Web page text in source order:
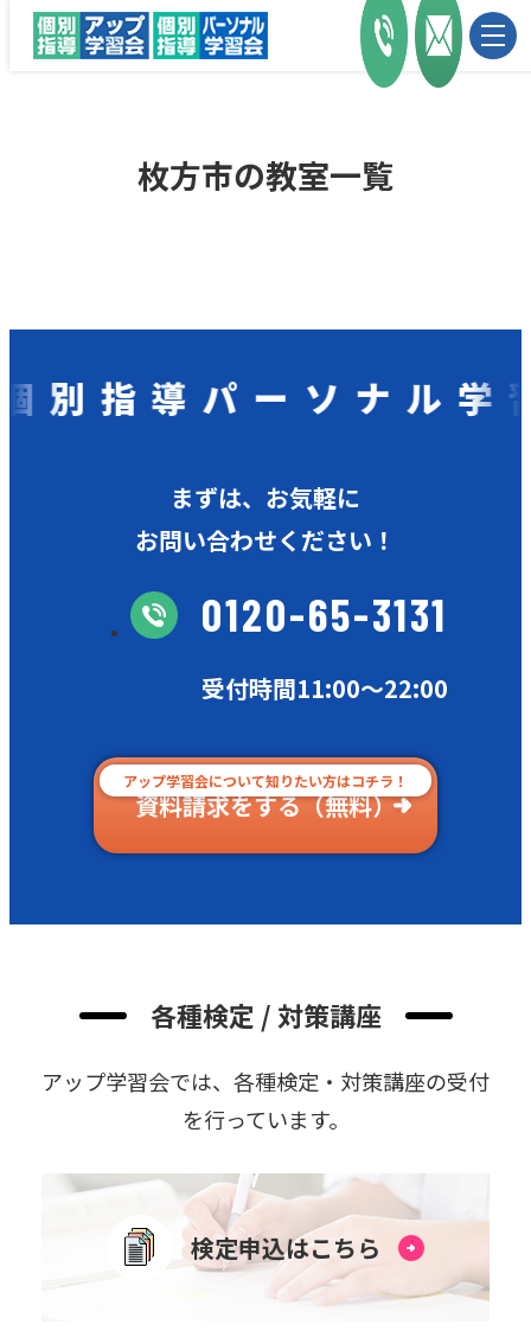
枚方市の教室一覧
指導パーソナル学習
まずは、お気軽に
お問い合わせください！
0120-65-3131
受付時間11:00〜22:00
アップ学習会について知りたい方はコチラ！
資料請求をする（無料）
各種検定 / 対策講座
アップ学習会では、各種検定・対策講座の受付
を⾏っています。
検定申込はこちら